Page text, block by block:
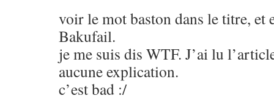
voir le mot baston dans le titre, et
Bakufail.
je me suis dis WTF. J’ai lu
aucune explication.
c’est bad :/